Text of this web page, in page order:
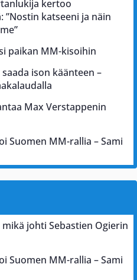
kertoo
”Nostin katseeni ja näin
paikan MM-kisoihin
ison käänteen –
Max Verstappenin
Suomen MM-rallia – Sami
johti Sebastien Ogierin
Suomen MM-rallia – Sami